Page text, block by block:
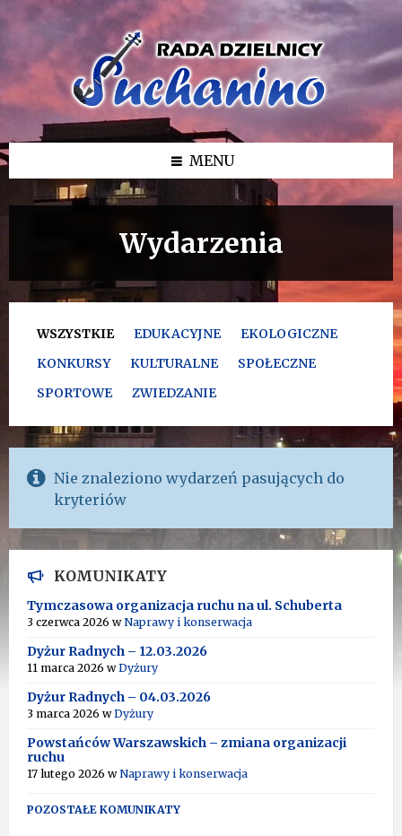
Przejdź
Przejdź
bocznego
Przejdź
MENU
Wydarzenia
WSZYSTKIE EDUKACYJNE
EKOLOGICZNE
KONKURSY
KULTURALNE
SPOŁECZNE
SPORTOWE
ZWIEDZANIE
Nie znaleziono wydarzeń pasujących do
kryteriów
KOMUNIKATY
Tymczasowa organizacja ruchu na ul. Schuberta
3 czerwca 2026 wNaprawy i konserwacja
Dyżur Radnych – 12.03.2026
11 marca 2026 wDyżury
Dyżur Radnych – 04.03.2026
3 marca 2026 wDyżury
Powstańców Warszawskich – zmiana organizacji
ruchu
17 lutego 2026 wNaprawy i konserwacja
POZOSTAŁE KOMUNIKATY